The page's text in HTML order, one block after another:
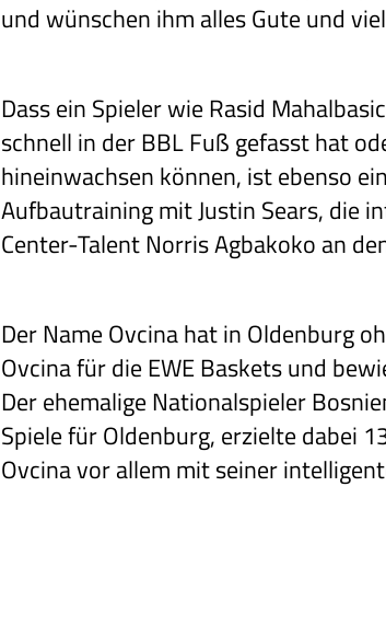
und wünschen ihm alles Gute und
Dass ein Spieler wie Rasid
schnell in der BBL Fuß gefasst hat
hineinwachsen können, ist ebenso
Aufbautraining mit Justin Sears, die
Center-Talent Norris Agbakoko an
Der Name Ovcina hat in Oldenburg
Ovcina für die EWE Baskets und
Der ehemalige Nationalspieler
Spiele für Oldenburg, erzielte dabei
Ovcina vor allem mit seiner